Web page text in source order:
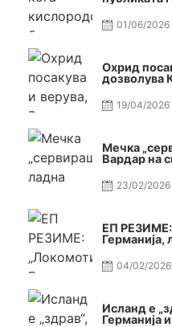
01/06/2026
Охрид
дозволува
19/04/2026
Мечка
Вардар на
23/02/2026
ЕП РЕЗИМЕ:
Германија,
04/02/2026
Исланд е
Германија